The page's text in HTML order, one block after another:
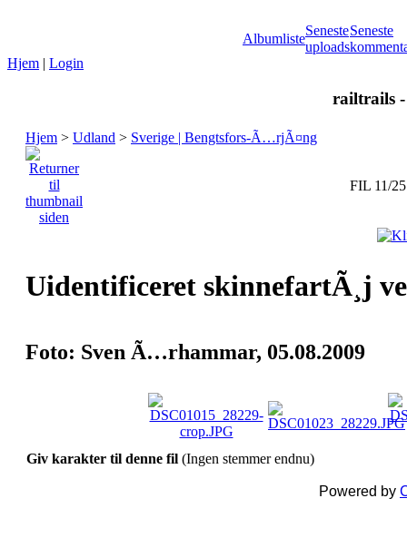
Albumliste
Seneste
uploads
Seneste
Hjem | Login
railtrails
Hjem > Udland > Sverige | Bengtsfors-Ã…rjÃ¤ng
FIL 11/25
Uidentificeret skinnefartÃ¸j
Foto: Sven Ã…rhammar, 05.08.2009
Giv karakter til denne fil (Ingen stemmer endnu)
Powered by